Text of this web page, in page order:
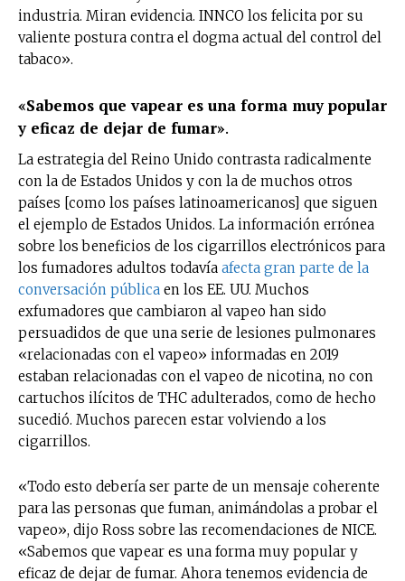
industria. Miran evidencia. INNCO los felicita por su
valiente postura contra el dogma actual del control del
tabaco».
«Sabemos que vapear es una forma muy popular
y eficaz de dejar de fumar».
La estrategia del Reino Unido contrasta radicalmente
con la de Estados Unidos y con la de muchos otros
países [como los países latinoamericanos] que siguen
el ejemplo de Estados Unidos. La información errónea
sobre los beneficios de los cigarrillos electrónicos para
los fumadores adultos todavía afecta gran parte de la
conversación pública en los EE. UU. Muchos
exfumadores que cambiaron al vapeo han sido
persuadidos de que una serie de lesiones pulmonares
«relacionadas con el vapeo» informadas en 2019
estaban relacionadas con el vapeo de nicotina, no con
cartuchos ilícitos de THC adulterados, como de hecho
sucedió. Muchos parecen estar volviendo a los
cigarrillos.
«Todo esto debería ser parte de un mensaje coherente
para las personas que fuman, animándolas a probar el
vapeo», dijo Ross sobre las recomendaciones de NICE.
«Sabemos que vapear es una forma muy popular y
eficaz de dejar de fumar. Ahora tenemos evidencia de